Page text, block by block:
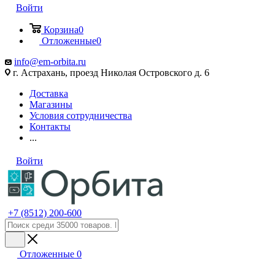
Войти
Корзина0
Отложенные0
info@em-orbita.ru
г. Астрахань, проезд Николая Островского д. 6
Доставка
Магазины
Условия сотрудничества
Контакты
...
Войти
+7 (8512) 200-600
Отложенные 0